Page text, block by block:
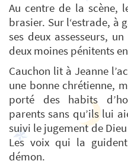
Au centre de la scène,
brasier. Sur l‘estrade, à
ses deux assesseurs,
deux moines pénitents
Cauchon lit à Jeanne
une bonne chrétienne,
porté des habits
parents sans qu’ils lui
suivi le jugement de
Les voix qui la
démon.